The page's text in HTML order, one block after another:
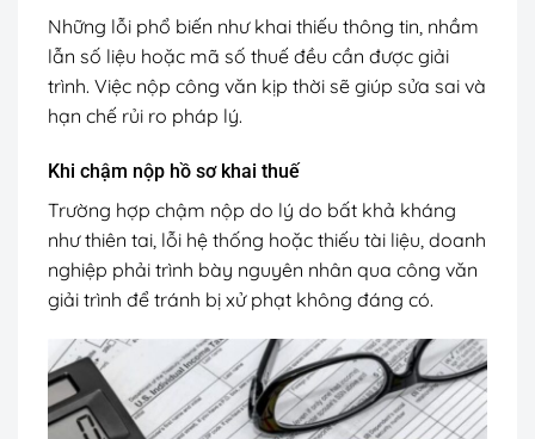
Những lỗi phổ biến như khai thiếu thông tin, nhầm
lẫn số liệu hoặc mã số thuế đều cần được giải
trình. Việc nộp công văn kịp thời sẽ giúp sửa sai và
hạn chế rủi ro pháp lý.
Khi chậm nộp hồ sơ khai thuế
Trường hợp chậm nộp do lý do bất khả kháng
như thiên tai, lỗi hệ thống hoặc thiếu tài liệu, doanh
nghiệp phải trình bày nguyên nhân qua công văn
giải trình để tránh bị xử phạt không đáng có.